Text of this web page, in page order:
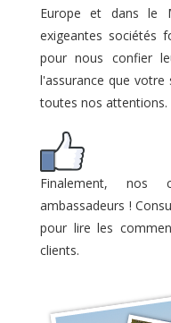
Europe et dans le
exigeantes sociétés
pour nous confier
l'assurance que
toutes nos attentions.
Finalement, nos
ambassadeurs !
pour lire les
clients.